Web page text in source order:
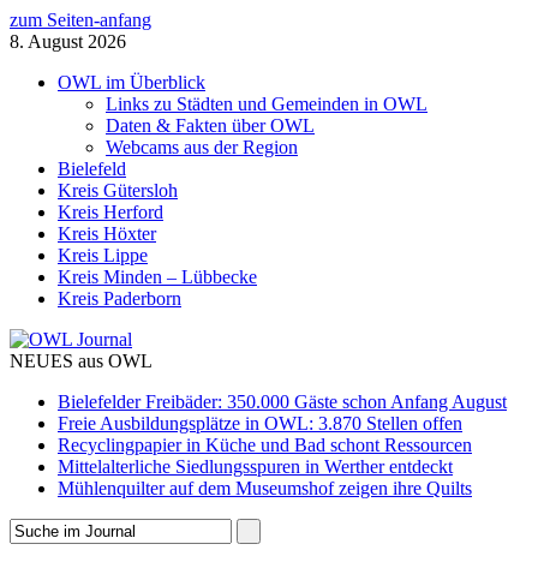
zum Seiten-anfang
8. August 2026
OWL im Überblick
Links zu Städten und Gemeinden in OWL
Daten & Fakten über OWL
Webcams aus der Region
Bielefeld
Kreis Gütersloh
Kreis Herford
Kreis Höxter
Kreis Lippe
Kreis Minden – Lübbecke
Kreis Paderborn
NEUES aus OWL
Bielefelder Freibäder: 350.000 Gäste schon Anfang August
Freie Ausbildungsplätze in OWL: 3.870 Stellen offen
Recyclingpapier in Küche und Bad schont Ressourcen
Mittelalterliche Siedlungsspuren in Werther entdeckt
Mühlenquilter auf dem Museumshof zeigen ihre Quilts